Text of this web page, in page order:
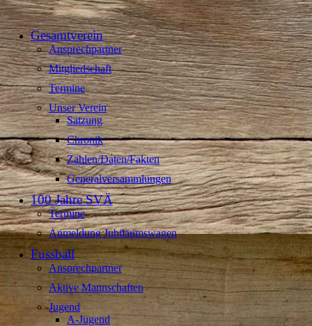
Gesamtverein
Ansprechpartner
Mitgliedschaft
Termine
Unser Verein
Satzung
Chronik
Zahlen/Daten/Fakten
Generalversammlungen
100 Jahre SVÄ
Termine
Anmeldung Jubiläumswagen
Fussball
Ansprechpartner
Aktive Mannschaften
Jugend
A-Jugend